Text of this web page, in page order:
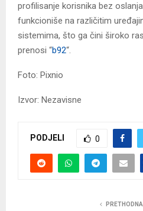
profilisanje korisnika bez
funkcioniše na različitim
sistemima, što ga čini široko
prenosi “b92“.
Foto: Pixnio
Izvor: Nezavisne
PODJELI 0